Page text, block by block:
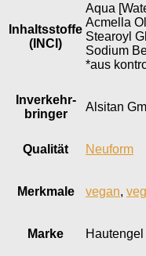
Inhaltsstoffe
(INCI)
Aqua
Acmella
Stearoyl
Sodium
*aus
Inverkehr­
bringer
Alsitan
Qualität Neuform
Merkmale vegan,
Marke Hautengel